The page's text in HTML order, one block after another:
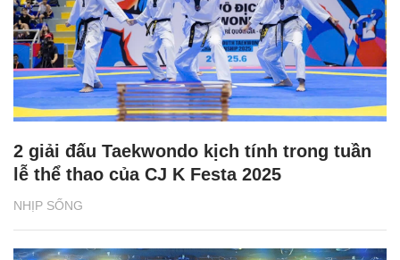
NHỊP SỐNG
2 giải đấu Taekwondo kịch tính trong tuần
lễ thể thao của CJ K Festa 2025